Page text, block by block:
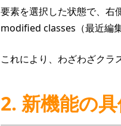
要素を選択した状態で、右
modified classes（最近編
これにより、わざわざクラ
2. 新機能の